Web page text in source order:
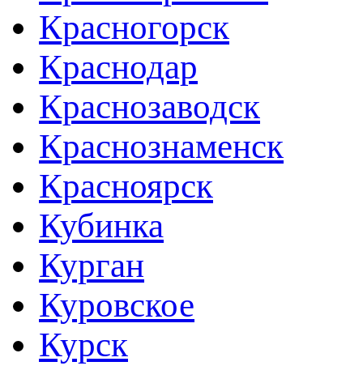
Красногорск
Краснодар
Краснозаводск
Краснознаменск
Красноярск
Кубинка
Курган
Куровское
Курск